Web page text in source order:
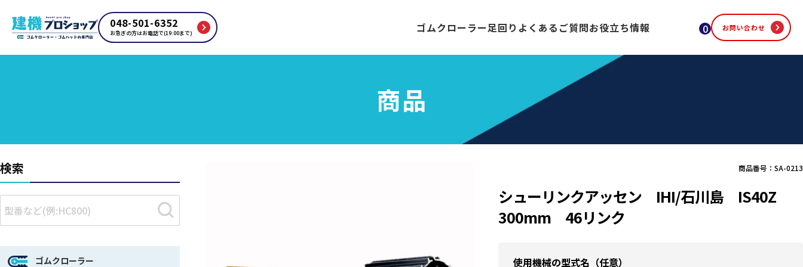
048-501-6352
お急ぎの方はお電話で(19:00まで) ゴムクローラー足回り よくあるご質問お役立ち情報 0 お問い合わせ
商品
商品番号：SA-0213
シューリンクアッセン IHI/石川島 IS40Z
300mm 46リンク
使用機械の型式名（任意）
検索
ゴムクローラー